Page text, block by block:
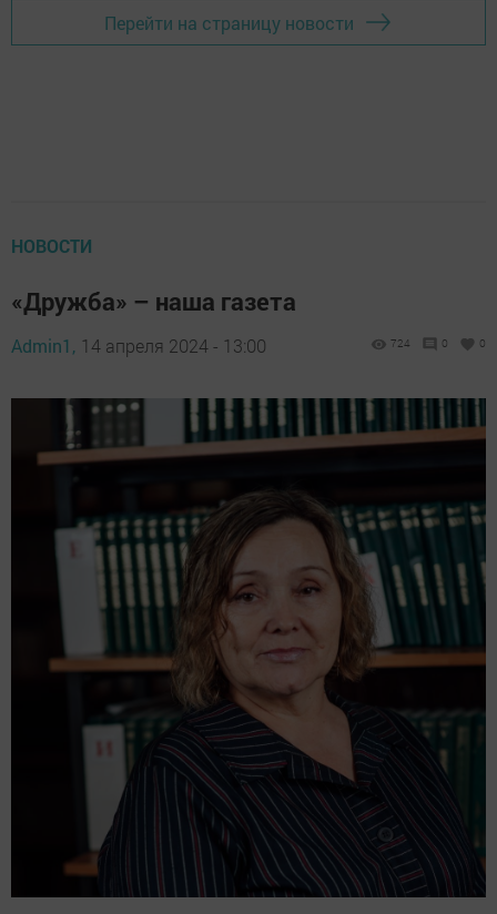
Перейти на страницу новости
НОВОСТИ
«Дружба» – наша газета
Admin1, 14 апреля 2024 - 13:00 724 0 0